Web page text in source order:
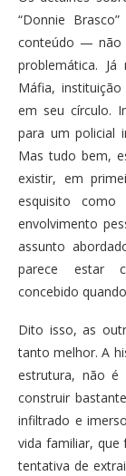
“Donnie
conteúdo — não
problemática.
Máfia,
em seu círculo.
para um policial
Mas tudo bem,
existir, em
esquisito
envolvimento
assunto
parece estar
concebido
Dito isso, as
tanto melhor. A
estrutura, não é
construir
infiltrado e
vida familiar, que
tentativa de